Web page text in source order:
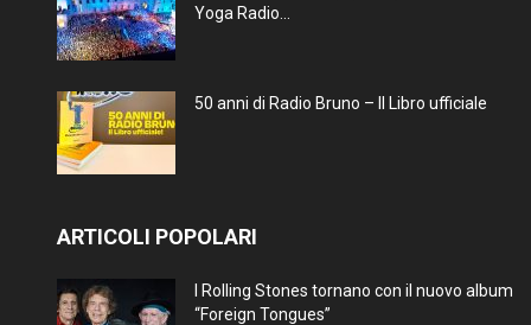
Yoga Radio...
50 anni di Radio Bruno – Il Libro ufficiale
ARTICOLI POPOLARI
I Rolling Stones tornano con il nuovo album
“Foreign Tongues”